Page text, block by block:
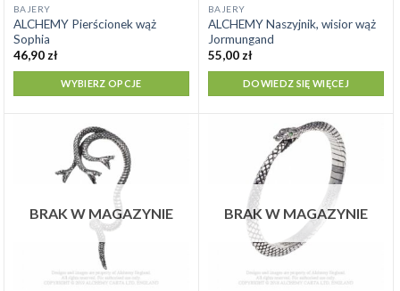
BAJERY
ALCHEMY Pierścionek wąż
Sophia
46,90 zł
WYBIERZ OPCJE
Ten
produkt
ma
wariantów.
BAJERY
ALCHEMY Naszyjnik, wisior wąż
Jormungand
55,00 zł
DOWIEDZ SIĘ WIĘCEJ
BRAK W MAGAZYNIE BRAK W MAGAZYNIE